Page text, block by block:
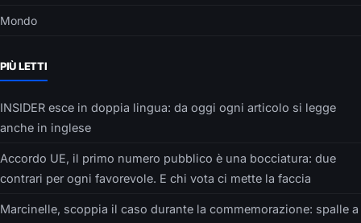
Mondo
PIÙ LETTI
INSIDER esce in doppia lingua: da oggi ogni articolo si legge
anche in inglese
Accordo UE, il primo numero pubblico è una bocciatura: due
contrari per ogni favorevole. E chi vota ci mette la faccia
Marcinelle, scoppia il caso durante la commemorazione: spalle a